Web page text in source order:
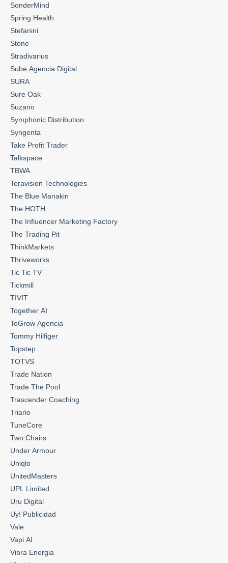
SonderMind
Spring Health
Stefanini
Stone
Stradivarius
Sube Agencia Digital
SURA
Sure Oak
Suzano
Symphonic Distribution
Syngenta
Take Profit Trader
Talkspace
TBWA
Teravision Technologies
The Blue Manakin
The HOTH
The Influencer Marketing Factory
The Trading Pit
ThinkMarkets
Thriveworks
Tic Tic TV
Tickmill
TIVIT
Together AI
ToGrow Agencia
Tommy Hilfiger
Topstep
TOTVS
Trade Nation
Trade The Pool
Trascender Coaching
Triario
TuneCore
Two Chairs
Under Armour
Uniqlo
UnitedMasters
UPL Limited
Uru Digital
Uy! Publicidad
Vale
Vapi AI
Vibra Energia